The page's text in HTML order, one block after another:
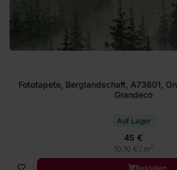
Fototapete, Berglandschaft, A73601,
Grandeco
Auf Lager
45 €
10.10 € / m2
Bestellen